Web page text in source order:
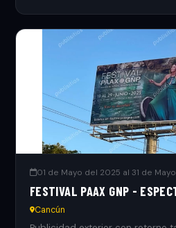
01 de Mayo del 2025 al 31 de
FESTIVAL PAAX GNP -
Cancún